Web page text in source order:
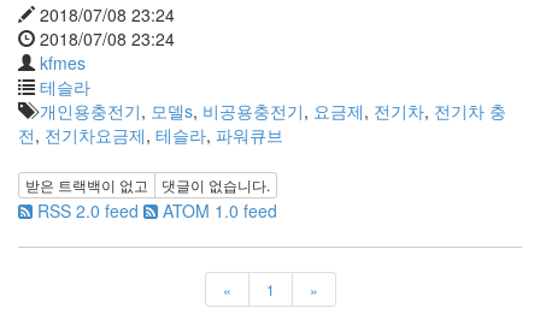
2018/07/08 23:24
2018/07/08 23:24
kfmes
테슬라
개인용충전기, 모델s, 비공용충전기, 요금제, 전기차, 전기차 충
전, 전기차요금제, 테슬라, 파워큐브
받은 트랙백이 없고 댓글이 없습니다.
RSS 2.0 feed ATOM 1.0 feed
« 1 »
온
android
차
데
모
눅
스